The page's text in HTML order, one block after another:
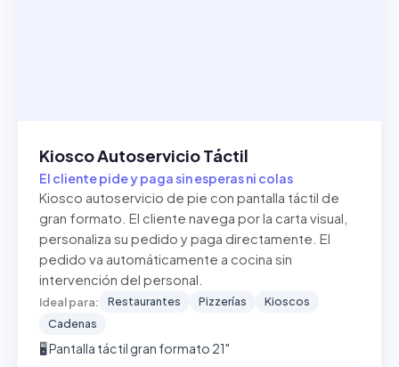
Kiosco Autoservicio Táctil
El cliente pide y paga sin esperas ni colas
Kiosco autoservicio de pie con pantalla táctil de
gran formato. El cliente navega por la carta visual,
personaliza su pedido y paga directamente. El
pedido va automáticamente a cocina sin
intervención del personal.
Ideal para: Restaurantes Pizzerías
Kioscos
Cadenas
🖥️ Pantalla táctil gran formato 21"